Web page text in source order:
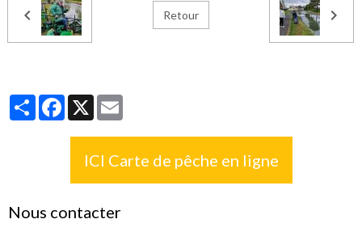
Retour
PartagerFacebook
X
ICI Carte de pêche en ligne
Nous contacter